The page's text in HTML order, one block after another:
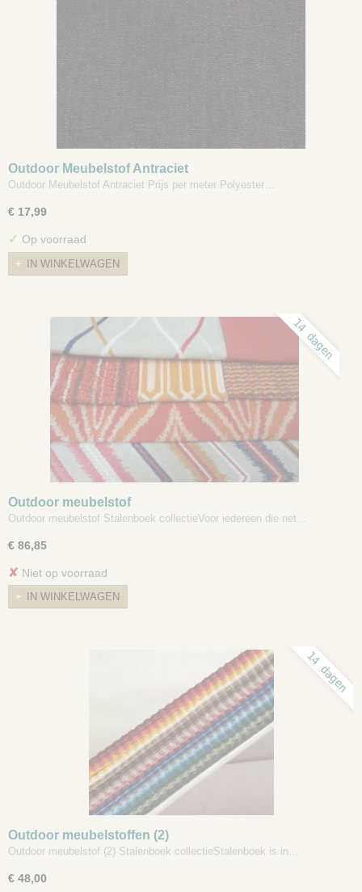
Outdoor Meubelstof Antraciet
Outdoor Meubelstof Antraciet Prijs per meter Polyester…
€ 17,99
✓ Op voorraad
IN WINKELWAGEN
14 dagen
Outdoor meubelstof
Outdoor meubelstof Stalenboek collectieVoor iedereen die net…
€ 86,85
✘ Niet op voorraad
IN WINKELWAGEN
14 dagen
Outdoor meubelstoffen (2)
Outdoor meubelstof (2) Stalenboek collectieStalenboek is in…
€ 48,00